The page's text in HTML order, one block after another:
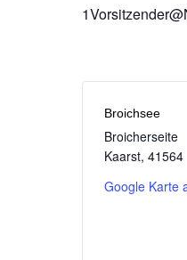
Broichsee
Broicherseite
Kaarst, 41564
Google Karte